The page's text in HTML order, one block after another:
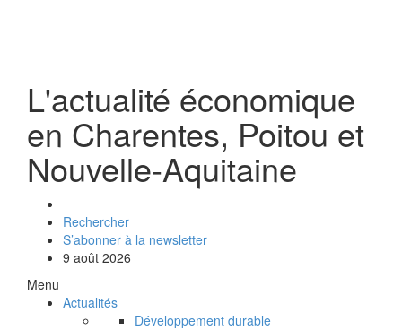
L'actualité économique
en Charentes, Poitou et
Nouvelle-Aquitaine
Rechercher
S’abonner à la newsletter
9 août 2026
Menu
Actualités
Développement durable